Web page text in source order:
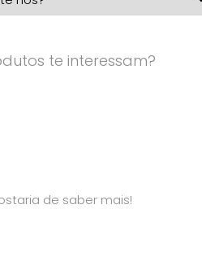
te interessam?
de saber mais!